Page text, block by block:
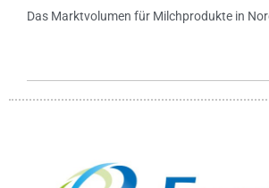
Das Marktvolumen für Milchprodukte in